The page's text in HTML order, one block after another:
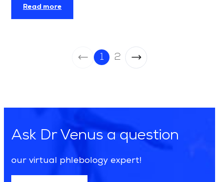
Read more
Archive
1 2
Ask Dr Venus a question
our virtual phlebology expert!